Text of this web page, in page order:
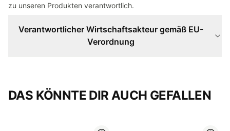
zu unseren Produkten verantwortlich.
Verantwortlicher Wirtschaftsakteur gemäß EU-
Verordnung
DAS KÖNNTE DIR AUCH GEFALLEN